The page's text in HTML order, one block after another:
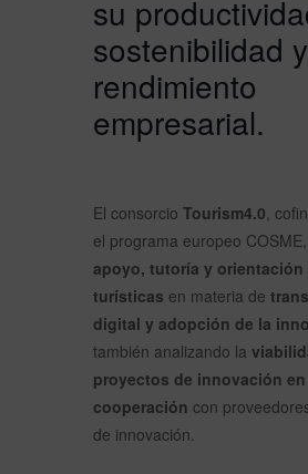
su
sostenibilidad y
rendimiento
empresarial.
El consorcio Tourism4.0,
el programa europeo
apoyo, tutoría y orientación
turísticas en materia de
digital y adopción de la
también analizando la
proyectos de innovación en
cooperación con
de innovación.